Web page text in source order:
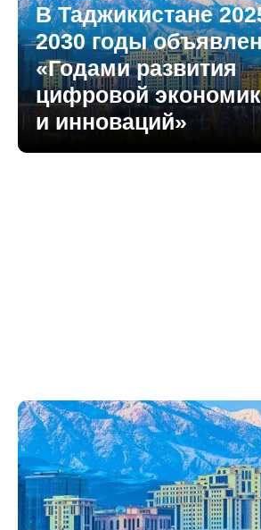
В Таджикистане
2030 годы
«Годами развития
цифровой
и инноваций»